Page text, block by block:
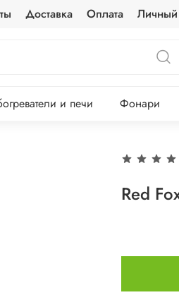
Доставка Оплата Личный
и печи Фонари
Red